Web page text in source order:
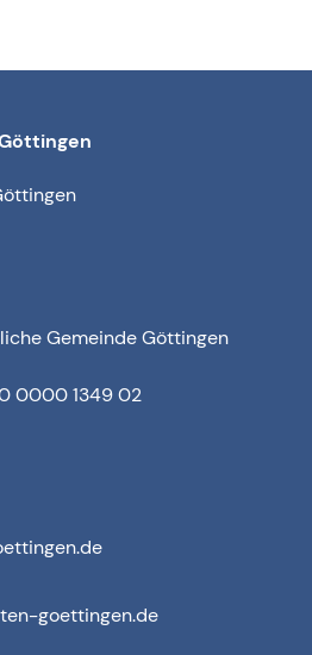
Gemeinde Göttingen
0000 1349 02
goettingen.​de